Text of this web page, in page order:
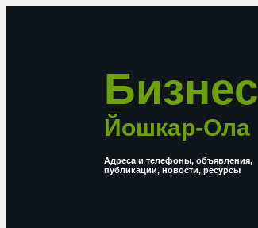
Бизнес
Йошкар-Ола
Адреса и телефоны, объявления,
публикации, новости, ресурсы